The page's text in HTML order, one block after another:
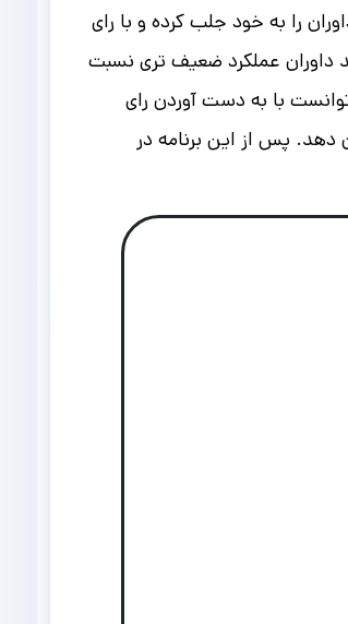
را به خود جلب کرده و با رای
داوران عملکرد ضعیف تری نسبت
با به دست آوردن رای
دهد. پس از این برنامه در